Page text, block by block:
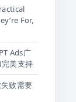
For,
Ads广
美支持
败需要